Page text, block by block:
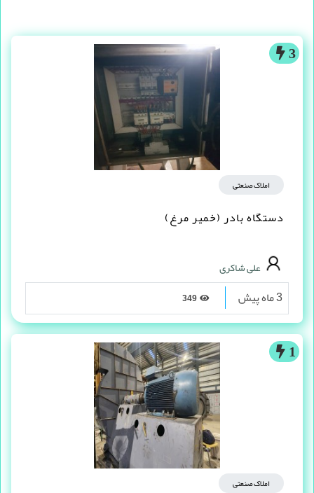
3
املاک صنعتی
دستگاه بادر (خمیر مرغ)
علی شاکری
3 ماه پیش
1
املاک صنعتی